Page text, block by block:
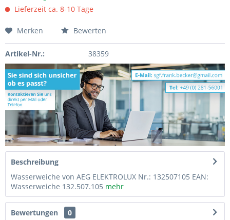
Lieferzeit ca. 8-10 Tage
Merken Bewerten
Artikel-Nr.: 38359
Beschreibung
Wasserweiche von AEG ELEKTROLUX Nr.: 132507105 EAN:
Wasserweiche 132.507.105 mehr
Bewertungen
0